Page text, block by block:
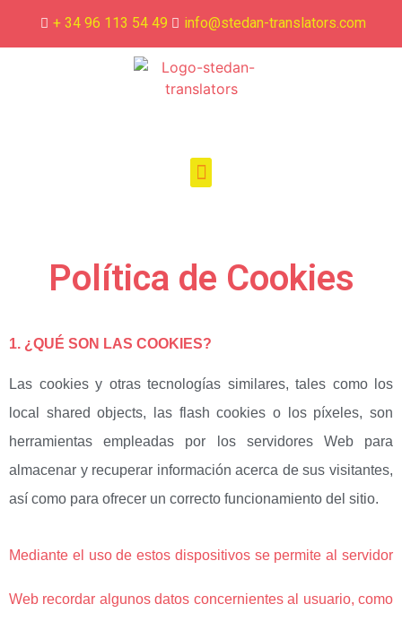
+ 34 96 113 54 49 info@stedan-translators.com
Política de Cookies
1. ¿QUÉ SON LAS COOKIES?
Las cookies y otras tecnologías similares, tales como los
local shared objects, las flash cookies o los píxeles, son
herramientas empleadas por los servidores Web para
almacenar y recuperar información acerca de sus visitantes,
así como para ofrecer un correcto funcionamiento del sitio.
Mediante el uso de estos dispositivos se permite al servidor
Web recordar algunos datos concernientes al usuario, como